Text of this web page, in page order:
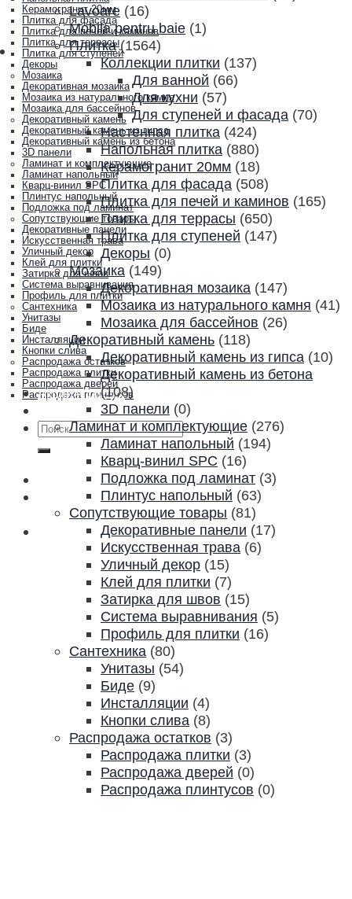
Керамогранит 20мм
Плитка для фасада
Плитка для печей и каминов
Плитка для террасы
Плитка для ступеней
Декоры
Мозаика
Декоративная мозаика
Мозаика из натурального камня
Мозаика для бассейнов
Декоративный камень
Декоративный камень из гипса
Декоративный камень из бетона
3D панели
Ламинат и комплектующие
Ламинат напольный
Кварц-винил SPC
Плинтус напольный
Подложка под ламинат
Сопутствующие товары
Декоративные панели
Искусственная трава
Уличный декор
Клей для плитки
Затирка для швов
Система выравнивания
Профиль для плитки
Сантехника
Унитазы
Биде
Инсталляции
Кнопки слива
Распродажа остатков
Распродажа плитки
Распродажа дверей
Распродажа плинтусов
Акции и скидки
Контакты
Искать:
Lavoare (16)
Mobila pentru baie (1)
Плитка (1564)
Коллекции плитки (137)
Для ванной (66)
Для кухни (57)
Для ступеней и фасада (70)
Настенная плитка (424)
Напольная плитка (880)
Керамогранит 20мм (18)
Плитка для фасада (508)
Плитка для печей и каминов (165)
Плитка для террасы (650)
Плитка для ступеней (147)
Декоры (0)
Мозаика (149)
Декоративная мозаика (147)
Мозаика из натурального камня (41)
Мозаика для бассейнов (26)
Декоративный камень (118)
Декоративный камень из гипса (10)
Декоративный камень из бетона
(108)
3D панели (0)
Ламинат и комплектующие (276)
Ламинат напольный (194)
Кварц-винил SPC (16)
Подложка под ламинат (3)
Плинтус напольный (63)
Сопутствующие товары (81)
Декоративные панели (17)
Искусственная трава (6)
Уличный декор (15)
Клей для плитки (7)
Затирка для швов (15)
Система выравнивания (5)
Профиль для плитки (16)
Сантехника (80)
Унитазы (54)
Биде (9)
Инсталляции (4)
Кнопки слива (8)
Распродажа остатков (3)
Распродажа плитки (3)
Распродажа дверей (0)
Распродажа плинтусов (0)